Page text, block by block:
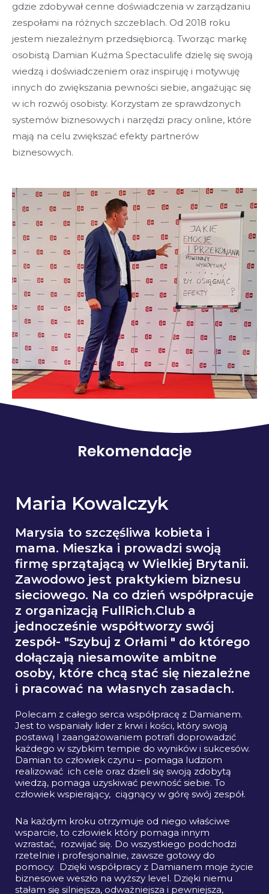
gdzie zdobywał cenne doświadczenia w zarządzaniu
zespołami na różnych szczeblach. Od 2018 roku
jestem niezależnym przedsiębiorcą. Tworząc markę
osobistą Damian Kuźma Spectaculife dzielę się swoją
wiedzą i doświadczeniem oraz inspiruję i motywuję
innych do zwiększania pewności siebie, angażując się
w ich rozwój osobisty. Korzystam ze sprawdzonych
systemów biznesowych i narzędzi pracy online, które
mają na celu zwiększać efekty partnerów
biznesowych.
Rekomendacje
Maria Kowalczyk
Marysia to szczęśliwa kobieta i
mama. Mieszka i prowadzi swoją
firmę sprzątającą w Wielkiej Brytanii.
Zawodowo jest praktykiem biznesu
sieciowego. Na co dzień współpracuje
z organizacją FullRich.Club a
jednocześnie współtworzy swój
zespół- "Szybuj z Orłami " do którego
dołączają niesamowite ambitne
osoby, które chcą stać się niezależne
i pracować na własnych zasadach.
Polecam z całego serca współpracę z Damianem.
Jest to wspaniały lider z krwi i kości, który swoją
postawą I zaangażowaniem potrafi doprowadzić
każdego w szybkim tempie do wyników i sukcesów.
Damian to człowiek czynu – pomaga ludziom
realizować ich cele oraz dzieli się swoją zdobytą
wiedzą, pomaga uzyskiwać pewność siebie. To
człowiek wspierający, ciągnący w górę swój zespół.
Na każdym kroku otrzymuje od niego właściwe
wsparcie, to człowiek który pomaga innym
wzrastać, rozwijać się. Do wszystkiego podchodzi
rzetelnie i profesjonalnie, zawsze gotowy do
pomocy. Dzięki współpracy z Damianem moje życie
biznesowe weszło na wyższy level. Dzięki niemu
stałam się silniejsza, odważniejsza i pewniejsza,